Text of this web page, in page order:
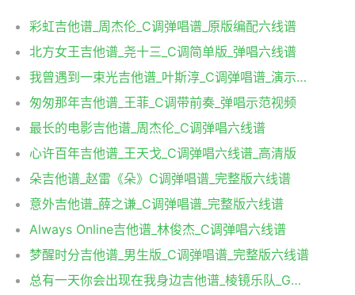
彩虹吉他谱_周杰伦_C调弹唱谱_原版编配六线谱
北方女王吉他谱_尧十三_C调简单版_弹唱六线谱
我曾遇到一束光吉他谱_叶斯淳_C调弹唱谱_演示视频
匆匆那年吉他谱_王菲_C调带前奏_弹唱示范视频
最长的电影吉他谱_周杰伦_C调弹唱六线谱
心许百年吉他谱_王天戈_C调弹唱六线谱_高清版
朵吉他谱_赵雷《朵》C调弹唱谱_完整版六线谱
意外吉他谱_薛之谦_C调弹唱谱_完整版六线谱
Always Online吉他谱_林俊杰_C调弹唱六线谱
梦醒时分吉他谱_男生版_C调弹唱谱_完整版六线谱
总有一天你会出现在我身边吉他谱_棱镜乐队_G调弹唱六线谱